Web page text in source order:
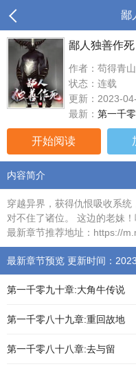
鄙
鄙人独善作死
作者：苟得青
状态：连载
更新：2023-
最新： 第一千
开始阅读
内容简介
穿越异界，获得仇恨吸收系
对不住了诸位。 这边的老妹
最新章节推荐地址：https://
最新章节预览 更新时间：
第一千零九十章:大角牛传说
第一千零八十九章:重回故地
第一千零八十八章:去与留